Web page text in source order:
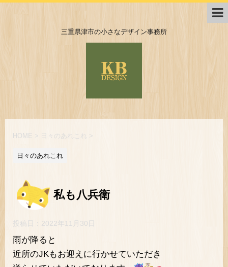
三重県津市の小さなデザイン事務所
HOME > 日々のあれこれ >
日々のあれこれ
私も八兵衛
投稿日： 2022年11月30日
雨が降ると
近所のJKもお迎えに行かせていただき